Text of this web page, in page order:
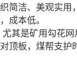
简洁、美观实用
成本低。
其是矿用勾花
顶板，煤帮支护